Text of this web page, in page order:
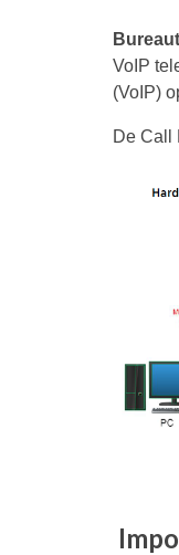
VoIP
(VoIP)
De Call